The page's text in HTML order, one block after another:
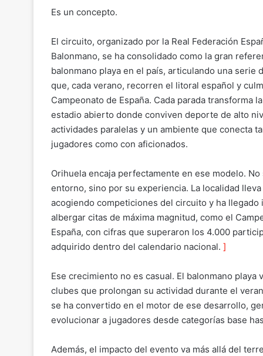
Es un concepto.
El circuito, organizado por la Real Federación
Balonmano, se ha consolidado como la gran
balonmano playa en el país, articulando una serie
que, cada verano, recorren el litoral español y
Campeonato de España. Cada parada transforma
estadio abierto donde conviven deporte de alto
actividades paralelas y un ambiente que conecta
jugadores como con aficionados.
Orihuela encaja perfectamente en ese modelo. No
entorno, sino por su experiencia. La localidad lleva
acogiendo competiciones del circuito y ha llegado
albergar citas de máxima magnitud, como el
España, con cifras que superaron los 4.000
adquirido dentro del calendario nacional. ]
Ese crecimiento no es casual. El balonmano
clubes que prolongan su actividad durante el
se ha convertido en el motor de ese desarrollo,
evolucionar a jugadores desde categorías base
Además, el impacto del evento va más allá del